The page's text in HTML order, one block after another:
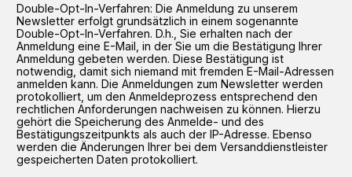
Double-Opt-In-Verfahren: Die Anmeldung zu unserem
Newsletter erfolgt grundsätzlich in einem sogenannte
Double-Opt-In-Verfahren. D.h., Sie erhalten nach der
Anmeldung eine E-Mail, in der Sie um die Bestätigung Ihrer
Anmeldung gebeten werden. Diese Bestätigung ist
notwendig, damit sich niemand mit fremden E-Mail-Adressen
anmelden kann. Die Anmeldungen zum Newsletter werden
protokolliert, um den Anmeldeprozess entsprechend den
rechtlichen Anforderungen nachweisen zu können. Hierzu
gehört die Speicherung des Anmelde- und des
Bestätigungszeitpunkts als auch der IP-Adresse. Ebenso
werden die Änderungen Ihrer bei dem Versanddienstleister
gespeicherten Daten protokolliert.